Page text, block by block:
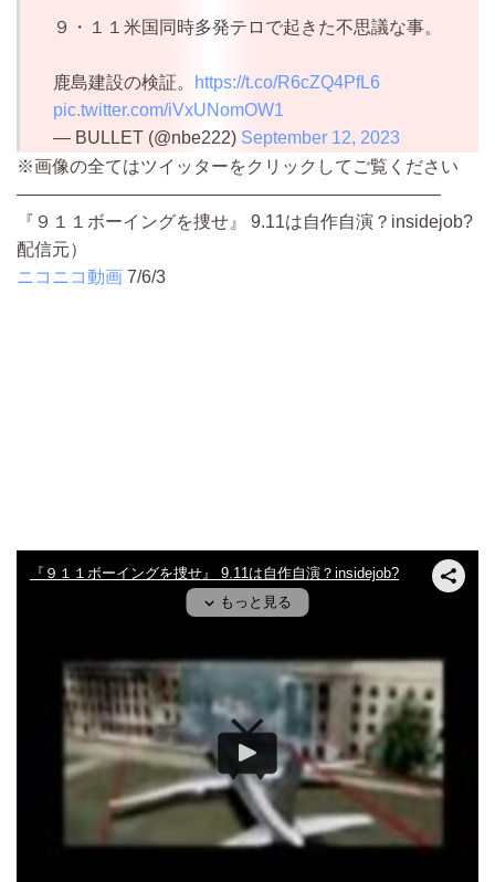
９・１１米国同時多発テロで起きた不思議な事。
鹿島建設の検証。
https://t.co/R6cZQ4PfL6
pic.twitter.com/iVxUNomOW1
— BULLET (@nbe222) September 12, 2023
※画像の全てはツイッターをクリックしてご覧ください
————————————————————————
『９１１ボーイングを捜せ』 9.11は自作自演？insidejob?
配信元）
ニコニコ動画 7/6/3